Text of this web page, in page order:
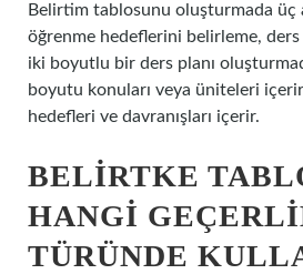
Belirtim tablosunu oluşturmada üç
öğrenme hedeflerini belirleme,
iki boyutlu bir ders planı
boyutu konuları veya üniteleri
hedefleri ve davranışları içerir.
BELIRTKE
HANGI
TÜRÜNDE